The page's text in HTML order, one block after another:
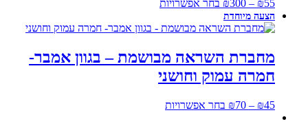
₪55
–
₪300 בחר אפשרויות
מחברת השראה מבושמת – בגוון אמבר-
חמרה עמוק וחושני
₪45
–
₪70 בחר אפשרויות